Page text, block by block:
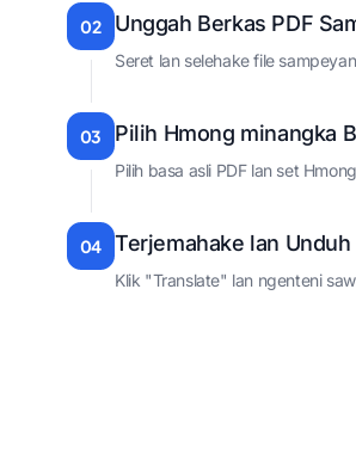
02 Unggah Berkas PDF
Seret lan selehake file
03 Pilih Hmong minangka
Pilih basa asli PDF lan set
04 Terjemahake lan Unduh
Klik "Translate" lan ngenteni